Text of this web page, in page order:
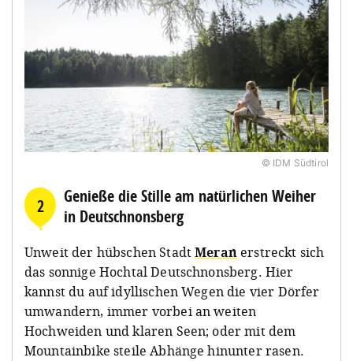
© IDM Südtirol
2
Genieße die Stille am natürlichen Weiher
in Deutschnonsberg
Unweit der hübschen StadtMeranerstreckt sich
das sonnige Hochtal Deutschnonsberg. Hier
kannst du auf idyllischen Wegen die vier Dörfer
umwandern, immer vorbei an weiten
Hochweiden und klaren Seen; oder mit dem
Mountainbike steile Abhänge hinunter rasen.